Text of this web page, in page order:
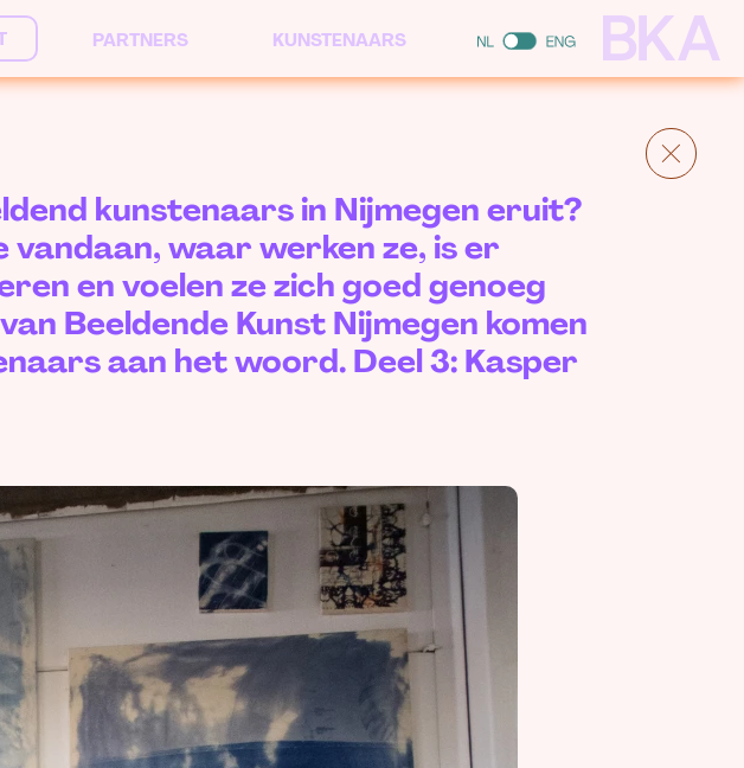
PARTNERS KUNSTENAARS
kunstenaars in Nijmegen eruit?
vandaan, waar werken ze, is er
en voelen ze zich goed genoeg
Beeldende Kunst Nijmegen komen
aan het woord. Deel 3: Kasper